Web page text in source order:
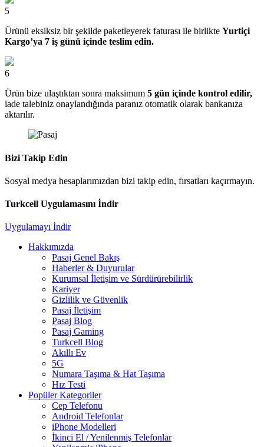
5
Ürünü eksiksiz bir şekilde paketleyerek faturası ile birlikte Yurtiçi
Kargo’ya 7 iş günü içinde teslim edin.
6
Ürün bize ulaştıktan sonra maksimum 5 gün içinde kontrol edilir,
iade talebiniz onaylandığında paranız otomatik olarak bankanıza
aktarılır.
Bizi Takip Edin
Sosyal medya hesaplarımızdan bizi takip edin, fırsatları kaçırmayın.
Turkcell Uygulamasını İndir
Uygulamayı İndir
Hakkımızda
Pasaj Genel Bakış
Haberler & Duyurular
Kurumsal İletişim ve Sürdürürebilirlik
Kariyer
Gizlilik ve Güvenlik
Pasaj İletişim
Pasaj Blog
Pasaj Gaming
Turkcell Blog
Akıllı Ev
5G
Numara Taşıma & Hat Taşıma
Hız Testi
Popüler Kategoriler
Cep Telefonu
Android Telefonlar
iPhone Modelleri
İkinci El / Yenilenmiş Telefonlar